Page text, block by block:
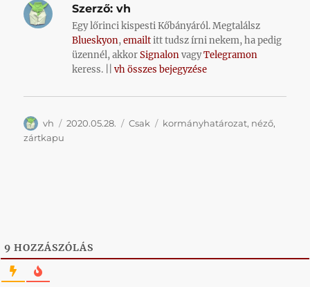
Szerző: vh
Egy lőrinci kispesti Kőbányáról. Megtalálsz
Blueskyon,emailtitt tudsz írni nekem, ha pedig
üzennél, akkorSignalonvagyTelegramon
keress. ||vh összes bejegyzése
Szerző
vh Közzétéve
2020.05.28. Kategória
Csak Címke
kormányhatározat, néző,
zártkapu
9 HOZZÁSZÓLÁS